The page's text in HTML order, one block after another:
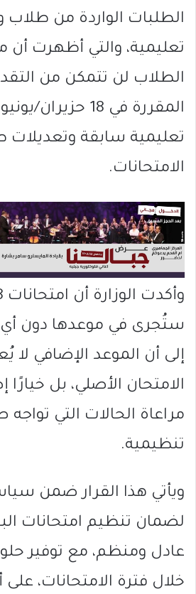
الطلبات الواردة من
تعليمية، والتي أظهرت
الطلاب لن تتمكن من
المقررة في 18
تعليمية سابقة
الامتحانات.
ستُجرى في موعدها دون أي
إلى أن الموعد الإضافي لا
الامتحان الأصلي، بل
مراعاة الحالات التي
تنظيمية.
ويأتي هذا القرار ضمن
لضمان تنظيم امتحانات
عادل ومنظم، مع توفير
خلال فترة الامتحانات،